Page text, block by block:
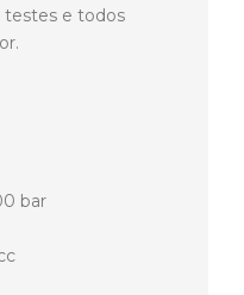
testes e todos
bar